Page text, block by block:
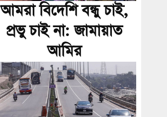
আমরা বিদেশি বন্ধু চাই,
প্রভু চাই না: জামায়াত
আমির